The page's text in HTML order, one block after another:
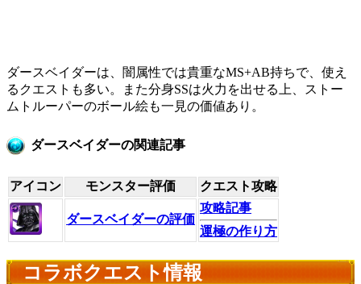
ダースベイダーは、闇属性では貴重なMS+AB持ちで、使え
るクエストも多い。また分身SSは火力を出せる上、ストー
ムトルーパーのボール絵も一見の価値あり。
ダースベイダーの関連記事
アイコン モンスター評価 クエスト攻略
ダースベイダーの評価
攻略記事
運極の作り方
コラボクエスト情報